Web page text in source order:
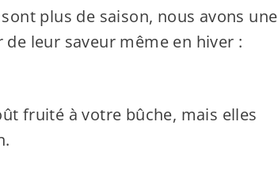
plus de saison, nous avons une
leur saveur même en hiver :
fruité à votre bûche, mais elles